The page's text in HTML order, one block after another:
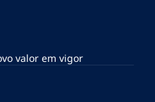
valor em vigor